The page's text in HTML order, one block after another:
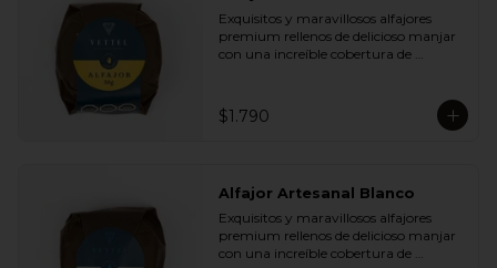
Plátano Chips y Cranberries
- Chocolate Leche 35% Cacao con
Almendras y Nibs de Cacao
- Chocolate Leche 35% Cacao con Maní
Semillas de Zapallo y Quinoa
- Chocolate Bitter 55% Cacao con Maní
Exquisitos y maravillosos alfajores
premium rellenos de delicioso manjar
con una increíble cobertura de
$1.790
Alfajor Artesanal Blanco
Exquisitos y maravillosos alfajores
premium rellenos de delicioso manjar
con una increíble cobertura de